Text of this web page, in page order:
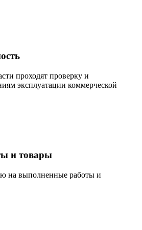
проходят проверку и
эксплуатации коммерческой
и товары
на выполненные работы и